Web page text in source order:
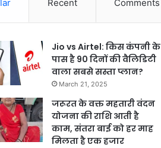
Recent Comments
Jio vs Airtel: किस कंपनी के
पास है 90 दिनों की वैलिडिटी
वाला सबसे सस्ता प्लान?
March 21, 2025
जरूरत के वक्त महतारी वंदन
योजना की राशि आती है
काम, संतरा बाई को हर माह
मिलता है एक हजार